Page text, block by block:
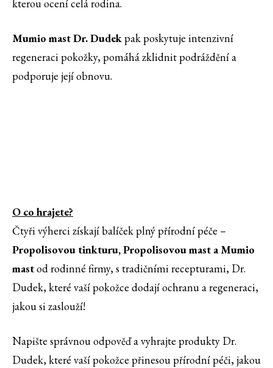
kterou ocení celá rodina.
Mumio mast Dr. Dudekpak poskytuje intenzivní
regeneraci pokožky, pomáhá zklidnit podráždění a
podporuje její obnovu.
O co hrajete?
Čtyři výherci získají balíček plný přírodní péče –
Propolisovou tinkturu, Propolisovou mast a Mumio
mastod rodinné firmy, s tradičními recepturami, Dr.
Dudek, které vaší pokožce dodají ochranu a regeneraci,
jakou si zaslouží!
Napište správnou odpověď a vyhrajte produkty Dr.
Dudek, které vaší pokožce přinesou přírodní péči, jakou